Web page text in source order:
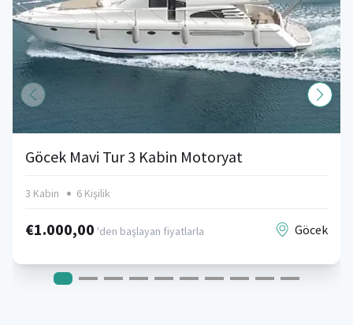
Göcek Mavi Tur 3 Kabin Motoryat
3 Kabin 6 Kişilik
€1.000,00 'den başlayan fiyatlarla Göcek